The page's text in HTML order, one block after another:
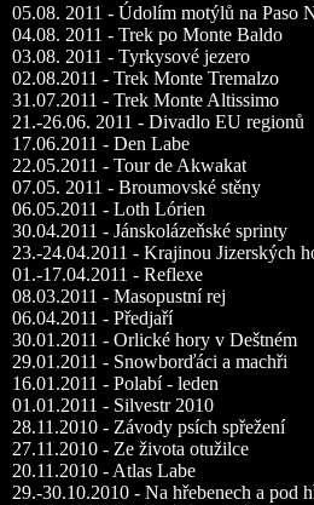
05.08. 2011 - Údolím motýlů na Paso
04.08. 2011 - Trek po Monte Baldo
03.08. 2011 - Tyrkysové jezero
02.08.2011 - Trek Monte Tremalzo
31.07.2011 - Trek Monte Altissimo
21.-26.06. 2011 - Divadlo EU regionů
17.06.2011 - Den Labe
22.05.2011 - Tour de Akwakat
07.05. 2011 - Broumovské stěny
06.05.2011 - Loth Lórien
30.04.2011 - Jánskolázeňské sprinty
23.-24.04.2011 - Krajinou Jizerských
01.-17.04.2011 - Reflexe
08.03.2011 - Masopustní rej
06.04.2011 - Předjaří
30.01.2011 - Orlické hory v Deštném
29.01.2011 - Snowborďáci a machři
16.01.2011 - Polabí - leden
01.01.2011 - Silvestr 2010
28.11.2010 - Závody psích spřežení
27.11.2010 - Ze života otužilce
20.11.2010 - Atlas Labe
29.-30.10.2010 - Na hřebenech a pod